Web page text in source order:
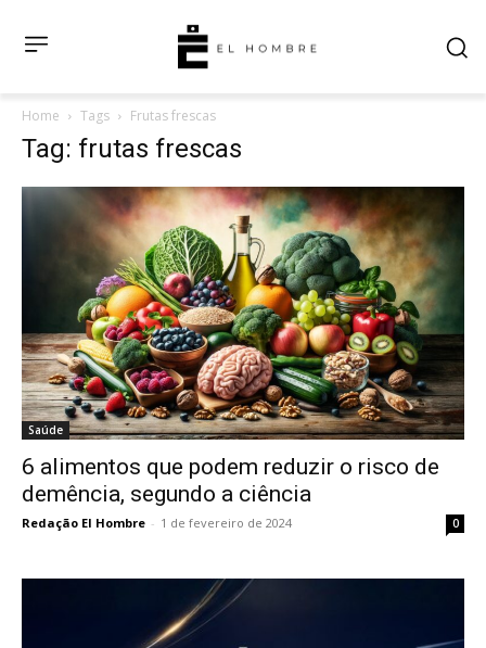
Home Tags Frutas frescas
Tag: frutas frescas
Saúde
6 alimentos que podem reduzir o risco de
demência, segundo a ciência
Redação El Hombre - 1 de fevereiro de 2024 0